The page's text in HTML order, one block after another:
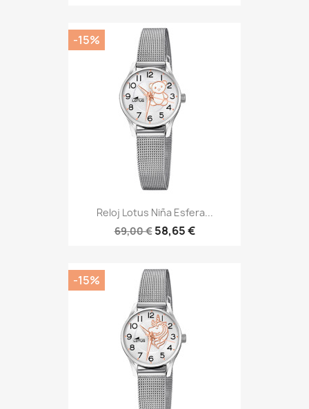
Reloj Lotus Niña Esfera...
69,00 € 58,65 €
-15%
-15%